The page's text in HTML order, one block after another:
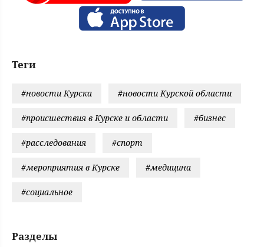
Теги
#новости Курска #новости Курской области
#происшествия в Курске и области #бизнес
#расследования #спорт
#мероприятия в Курске #медицина
#социальное
Разделы